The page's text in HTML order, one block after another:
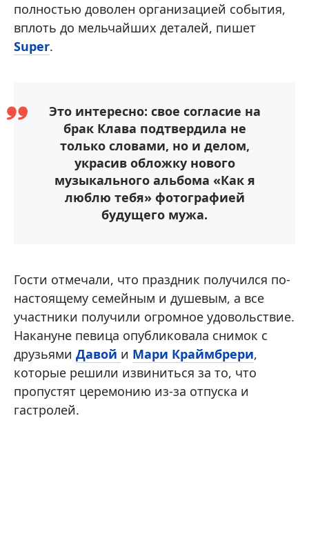
полностью доволен организацией события,
вплоть до мельчайших деталей, пишет
Super.
Это интересно: свое согласие на
брак Клава подтвердила не
только словами, но и делом,
украсив обложку нового
музыкального альбома «Как я
люблю тебя» фотографией
будущего мужа.
Гости отмечали, что праздник получился по-
настоящему семейным и душевым, а все
участники получили огромное удовольствие.
Накануне певица опубликовала снимок с
друзьями Давой и Мари Краймбрери,
которые решили извиниться за то, что
пропустят церемонию из-за отпуска и
гастролей.